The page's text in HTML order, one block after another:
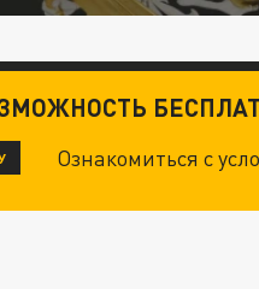
Ознакомиться с